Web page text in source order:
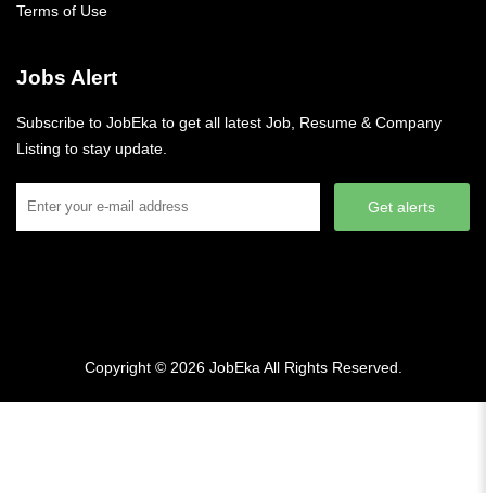
Terms of Use
Jobs Alert
Subscribe to JobEka to get all latest Job, Resume & Company
Listing to stay update.
Get alerts
Copyright © 2026 JobEka All Rights Reserved.